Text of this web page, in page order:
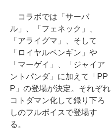
コラボでは「サーバ
ル」、「フェネック」、
「アライグマ」、そして
「ロイヤルペンギン」や
「マーゲイ」、「ジャイア
ントパンダ」に加えて「PP
P」の登場が決定。それぞれ
コトダマン化して録り下ろ
しのフルボイスで登場す
る。